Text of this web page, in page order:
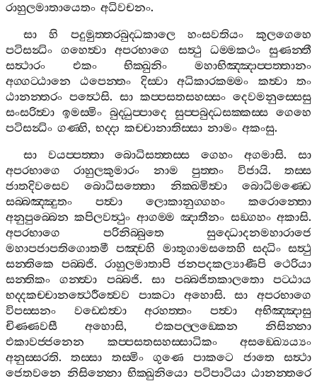
රාහුලමාතායෙතං අධිවචනං.
සා
හි පදුමුත‍්තරබුද‍්ධකාලෙ හංසවතියං
කුලගෙහෙ
පටිසන්‍ධිං
ගහෙත්‍වා අපරභාගෙ සත්‍ථු ධම‍්මකථං
සුණන‍්තී
සත්‍ථාරං
එකං භික‍්ඛුනිං
මහාභිඤ‍්ඤාප‍්පත‍්තානං
අග‍්ගට‍්ඨානෙ
ඨපෙන‍්තං දිස‍්වා අධිකාරකම‍්මං කත්‍වා
තං
ඨානන‍්තරං පත්‍ථෙසි. සා කප‍්පසතසහස‍්සං දෙවමනුස‍්සෙසු
සංසරිත්‍වා ඉමස‍්මිං බුද‍්ධුප‍්පාදෙ සුප‍්පබුද‍්ධසක‍්කස‍්ස ගෙහෙ
පටිසන්‍ධිං ගණ‍්හි, භද‍්දා කච‍්චානාතිස‍්සා නාමං අකංසු.
සා
වයප‍්පත‍්තා බොධිසත‍්තස‍්ස ගෙහං අගමාසි. සා
අපරභාගෙ
රාහුලකුමාරං නාම පුත‍්තං විජායි.තස‍්ස
ජාතදිවසෙව
බොධිසත‍්තො නික‍්ඛමිත්‍වා
බොධිමණ‍්ඩෙ
සබ‍්බඤ‍්ඤුතං
පත්‍වා ලොකානුග‍්ගහං
කරොන‍්තො
අනුපුබ‍්බෙන කපිලවත්‍ථුං ආගම‍්ම ඤාතීනං සඞ‍්ගහං අකාසි.
අපරභාගෙ
පරිනිබ‍්බුතෙ
සුද‍්ධොදනමහාරාජෙ
මහාපජාපතිගොතමී පඤ‍්චහි මාතුගාමසතෙහි සද‍්ධිං සත්‍ථු
සන‍්තිකෙ
පබ‍්බජි. රාහුලමාතාපි ජනපදකල්‍යාණීපි ථෙරියා
සන‍්තිකං
ගන‍්ත්‍වා පබ‍්බජි.සා පබ‍්බජිතකාලතො
පට‍්ඨාය
භද‍්දකච‍්චානත්‍ථෙරීත්‍වෙව
පාකටා අහොසි.සා
අපරභාගෙ
විපස‍්සනං
වඩ‍්ඪෙත්‍වා අරහත‍්තං පත්‍වා
අභිඤ‍්ඤාසු
චිණ‍්ණවසී
අහොසි, එකපල‍්ලඞ‍්කෙන
නිසින‍්නා
එකාවජ‍්ජනෙන
කප‍්පසතසහස‍්සාධිකං
අසඞ‍්ඛ්‍යෙය්‍යං
අනුස‍්සරති.තස‍්සා තස‍්මිං ගුණෙ පාකටෙ ජාතෙ
සත්‍ථා
ජෙතවනෙ නිසින‍්නො භික‍්ඛුනියො පටිපාටියා ඨානන‍්තරෙ